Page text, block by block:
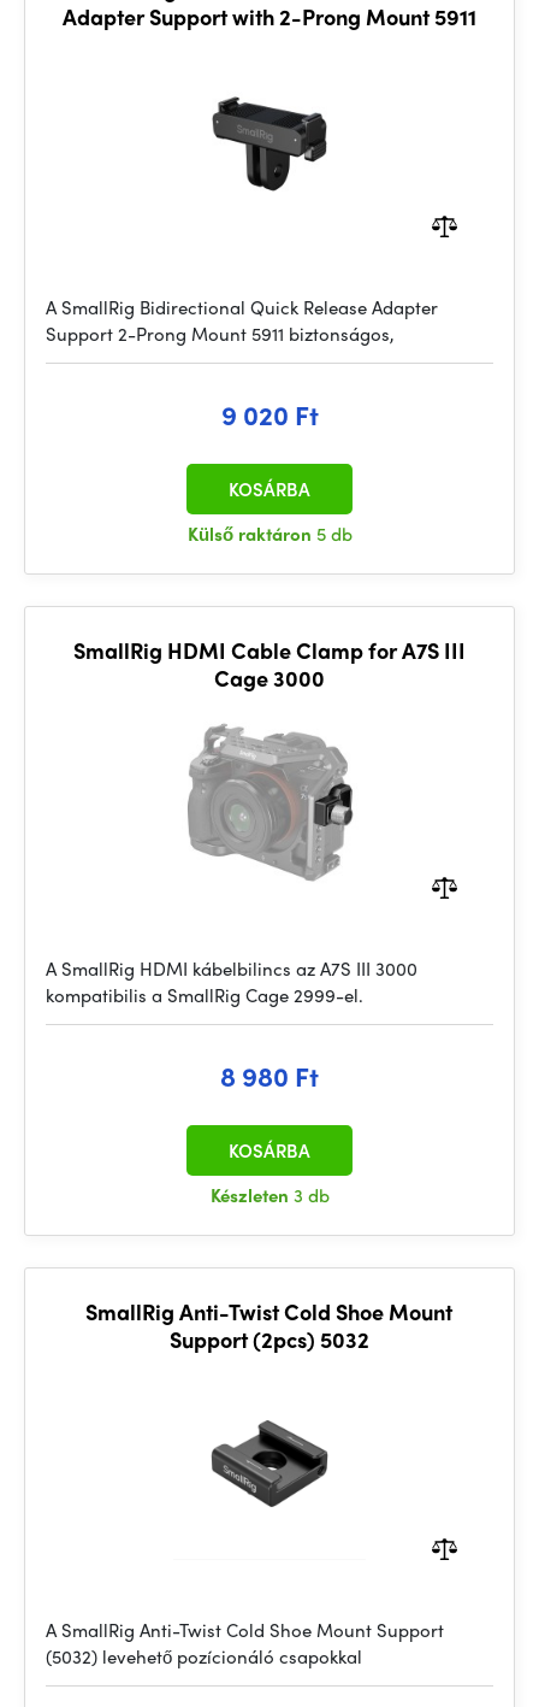
Adapter Support with 2-Prong Mount 5911
A SmallRig Bidirectional Quick Release Adapter
Support 2-Prong Mount 5911 biztonságos,
9 020 Ft
Külső raktáron 5 db
KOSÁRBA
SmallRig HDMI Cable Clamp for A7S III
Cage 3000
A SmallRig HDMI kábelbilincs az A7S III 3000
kompatibilis a SmallRig Cage 2999-el.
8 980 Ft
Készleten 3 db
KOSÁRBA
SmallRig Anti-Twist Cold Shoe Mount
Support (2pcs) 5032
A SmallRig Anti-Twist Cold Shoe Mount Support
(5032) levehető pozícionáló csapokkal